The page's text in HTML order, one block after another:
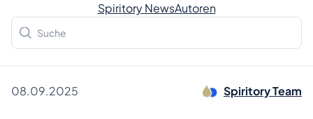
Spiritory NewsAutoren
08.09.2025 Spiritory Team